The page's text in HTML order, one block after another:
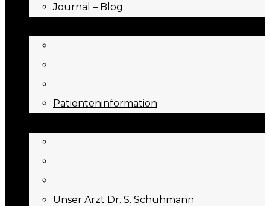
Journal – Blog
Patienteninformation
Unser Arzt Dr. S. Schuhmann